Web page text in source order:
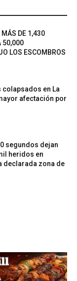
MÁS DE 1,430
50,000
LOS ESCOMBROS
colapsados en La
afectación por
segundos dejan
heridos en
declarada zona de